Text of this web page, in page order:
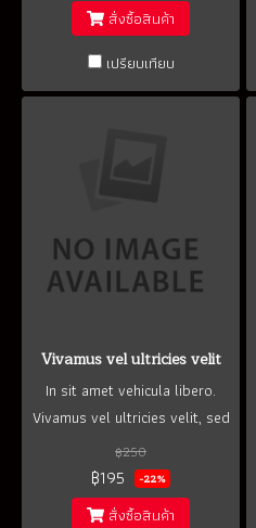
สั่งซื้อสินค้า
เปรียบเทียบ
Vivamus vel ultricies velit
In sit amet vehicula libero.
Vivamus vel ultricies velit, sed
fringilla elit.
฿250
฿195 -22%
สั่งซื้อสินค้า